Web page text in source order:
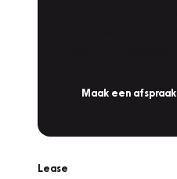
Maak een afspraak
Lease